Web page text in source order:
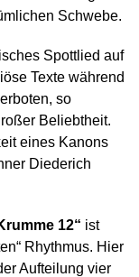
Schwebe.
Spottlied auf
Texte während
so
Beliebtheit.
eines Kanons
Diederich
12“ ist
Rhythmus. Hier
Aufteilung vier